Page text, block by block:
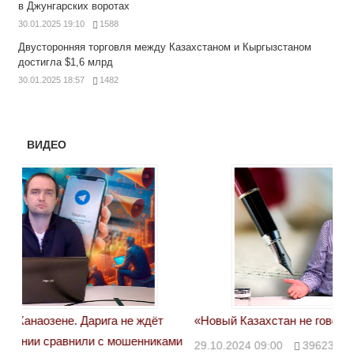
в Джунгарских воротах
30.01.2025 19:10 1588
Двусторонняя торговля между Казахстаном и Кыргызстаном
достигла $1,6 млрд
30.01.2025 18:57 1482
ВИДЕО
«Новый Казахстан не говорит всей правды»
29.10.2024 09:00 39623